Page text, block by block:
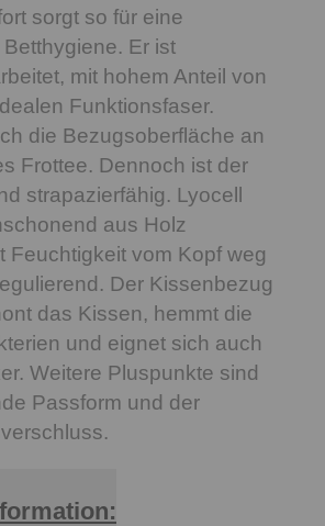
sorgt so für eine
Er ist
mit hohem Anteil von
Funktionsfaser.
die Bezugsoberfläche an
Frottee. Dennoch ist der
strapazierfähig. Lyocell
aus Holz
Feuchtigkeit vom Kopf weg
Der Kissenbezug
das Kissen, hemmt die
und eignet sich auch
Weitere Pluspunkte sind
Passform und der